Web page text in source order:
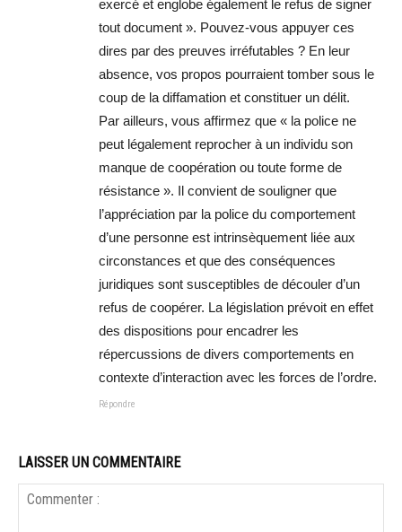
exercé et englobe également le refus de signer
tout document ». Pouvez-vous appuyer ces
dires par des preuves irréfutables ? En leur
absence, vos propos pourraient tomber sous le
coup de la diffamation et constituer un délit.
Par ailleurs, vous affirmez que « la police ne
peut légalement reprocher à un individu son
manque de coopération ou toute forme de
résistance ». Il convient de souligner que
l’appréciation par la police du comportement
d’une personne est intrinsèquement liée aux
circonstances et que des conséquences
juridiques sont susceptibles de découler d’un
refus de coopérer. La législation prévoit en effet
des dispositions pour encadrer les
répercussions de divers comportements en
contexte d’interaction avec les forces de l’ordre.
Répondre
LAISSER UN COMMENTAIRE